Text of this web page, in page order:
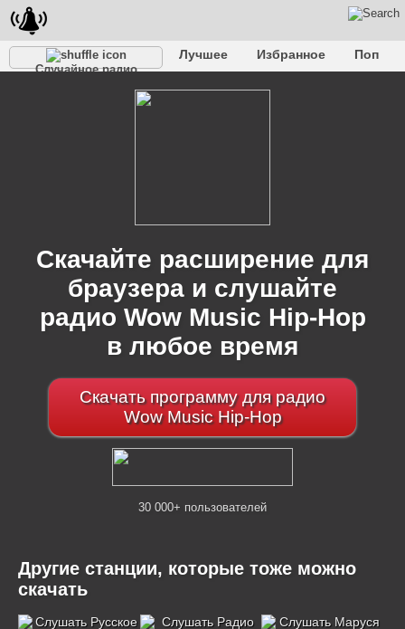
Случайное радио
Лучшее Избранное
Поп
Рэп
Скачайте расширение для
браузера и слушайте
радио Wow Music Hip-Hop
в любое время
Скачать программу для радио
Wow Music Hip-Hop
30 000+ пользователей
Другие станции, которые тоже можно
скачать